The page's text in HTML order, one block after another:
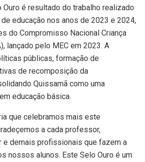
é resultado do trabalho realizado
educação nos anos de 2023 e 2024,
do Compromisso Nacional Criança
lançado pelo MEC em 2023. A
públicas, formação de
de recomposição da
Quissamã como uma
educação básica.
que celebramos mais este
a cada professor,
e demais profissionais que fazem a
nossos alunos. Este Selo Ouro é um